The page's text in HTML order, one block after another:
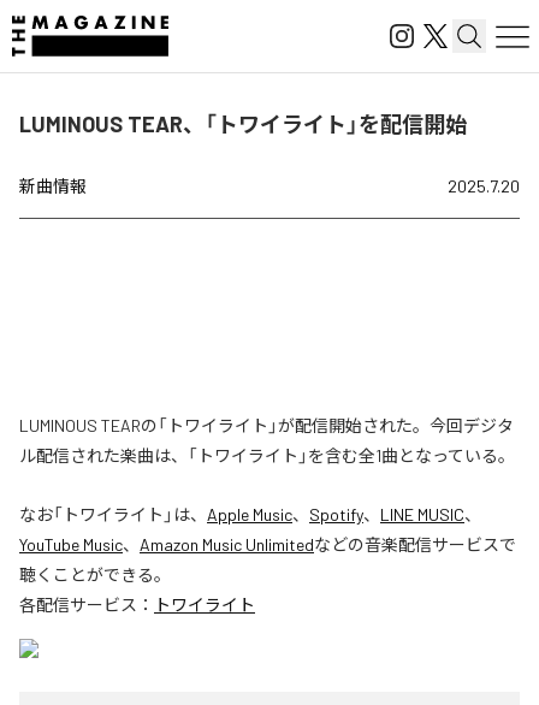
LUMINOUS TEAR、「トワイライト」を配信開始
新曲情報 2025.7.20
LUMINOUS TEARの「トワイライト」が配信開始された。今回デジタ
ル配信された楽曲は、「トワイライト」を含む全1曲となっている。
なお「 トワイライト 」は、 Apple Music、 Spotify、 LINE MUSIC、
YouTube Music、 Amazon Music Unlimitedなどの音楽配信サービスで
聴くことができる。
各配信サービス： トワイライト